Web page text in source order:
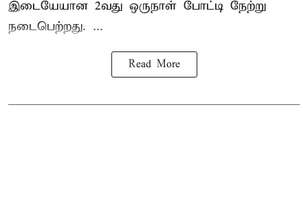
இடையேயான 2வது ஒருநாள் போட்டி நேற்று
நடைபெற்றது. ...
Read More